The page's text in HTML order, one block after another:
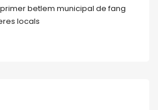
betlem municipal de fang
locals